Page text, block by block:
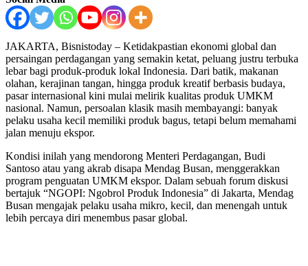
JAKARTA, Bisnistoday – Ketidakpastian ekonomi global dan
persaingan perdagangan yang semakin ketat, peluang justru terbuka
lebar bagi produk-produk lokal Indonesia. Dari batik, makanan
olahan, kerajinan tangan, hingga produk kreatif berbasis budaya,
pasar internasional kini mulai melirik kualitas produk UMKM
nasional. Namun, persoalan klasik masih membayangi: banyak
pelaku usaha kecil memiliki produk bagus, tetapi belum memahami
jalan menuju ekspor.
Kondisi inilah yang mendorong Menteri Perdagangan, Budi
Santoso atau yang akrab disapa Mendag Busan, menggerakkan
program penguatan UMKM ekspor. Dalam sebuah forum diskusi
bertajuk “NGOPI: Ngobrol Produk Indonesia” di Jakarta, Mendag
Busan mengajak pelaku usaha mikro, kecil, dan menengah untuk
lebih percaya diri menembus pasar global.